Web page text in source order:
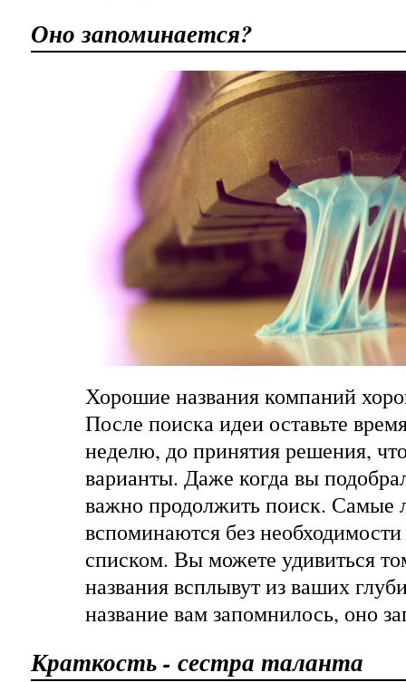
Оно запоминается?
Хорошие названия компаний
После поиска идеи оставьте
неделю, до принятия решения,
варианты. Даже когда вы
важно продолжить поиск. Самые
вспоминаются без необходимости
списком. Вы можете удивиться
названия всплывут из ваших
название вам запомнилось, оно
Краткость - сестра таланта